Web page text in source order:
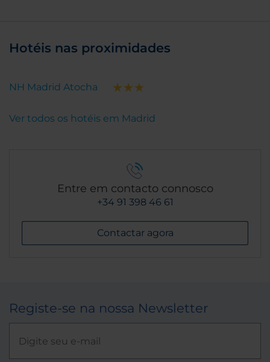
Hotéis nas proximidades
NH Madrid Atocha
Ver todos os hotéis em Madrid
Entre em contacto connosco
+34 91 398 46 61
Contactar agora
Registe-se na nossa Newsletter